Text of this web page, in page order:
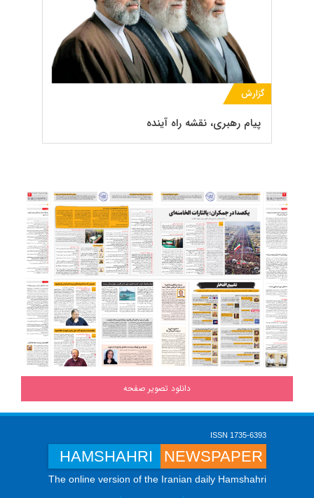
دانلود تصویر صفحه
گزارش
پیام رهبری، نقشه راه آینده
ISSN 1735-6393
HAMSHAHRI NEWSPAPER
The online version of the Iranian daily Hamshahri